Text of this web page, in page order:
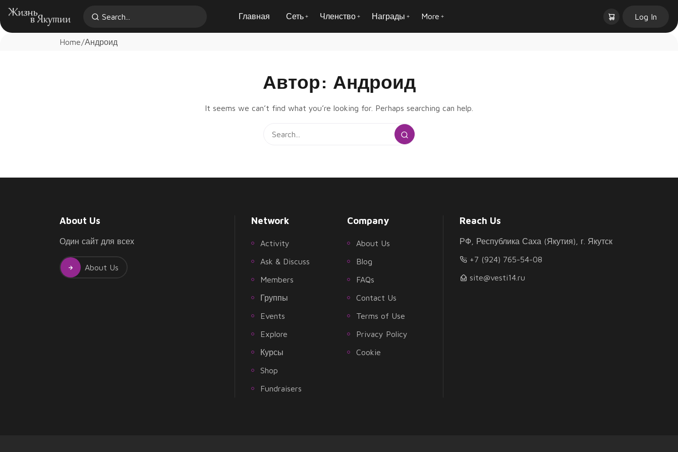
Главная Сеть Членство Награды More Log In
Home Андроид
Автор: Андроид
It seems we can’t find what you’re looking for. Perhaps searching can help.
About Us
Один сайт для всех
About Us
Network
Activity
Ask & Discuss
Members
Группы
Events
Explore
Курсы
Shop
Fundraisers
Company
About Us
Blog
FAQs
Contact Us
Terms of Use
Privacy Policy
Cookie
Reach Us
РФ, Республика Саха (Якутия), г. Якутск
+7 (924) 765-54-08
site@vesti14.ru